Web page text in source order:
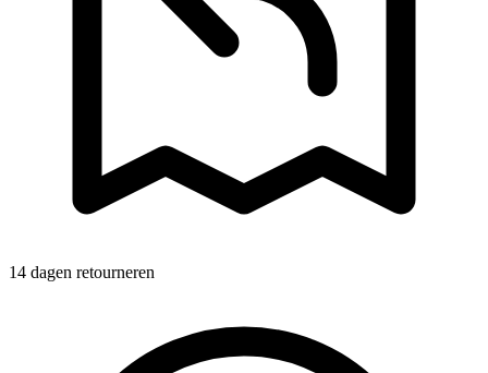
14 dagen retourneren